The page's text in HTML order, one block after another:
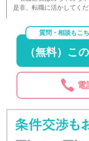
是非、転職に活かしてくだ
質問・相談もこ
（無料）こ
電